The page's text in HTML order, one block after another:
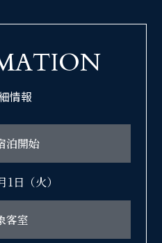
情報
泊開始
1日（火）
客室